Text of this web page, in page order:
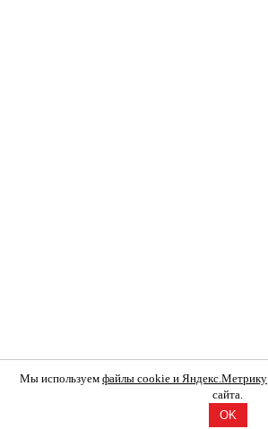
Мы используем файлы cookie и Яндекс.Метрику
сайта.
OK